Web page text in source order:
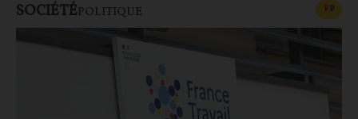
SOCIÉTÉPOLITIQUE FP